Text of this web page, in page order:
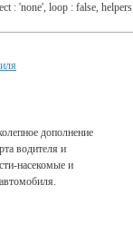
: 'none', loop : false,
дополнение
водителя и
насекомые и